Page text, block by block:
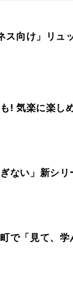
ス向け」リュ
! 気楽に楽し
ない」新シ
で「見て、学